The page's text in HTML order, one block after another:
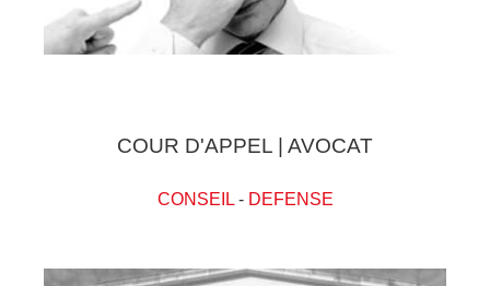
COUR D'APPEL | AVOCAT
CONSEIL- DEFENSE